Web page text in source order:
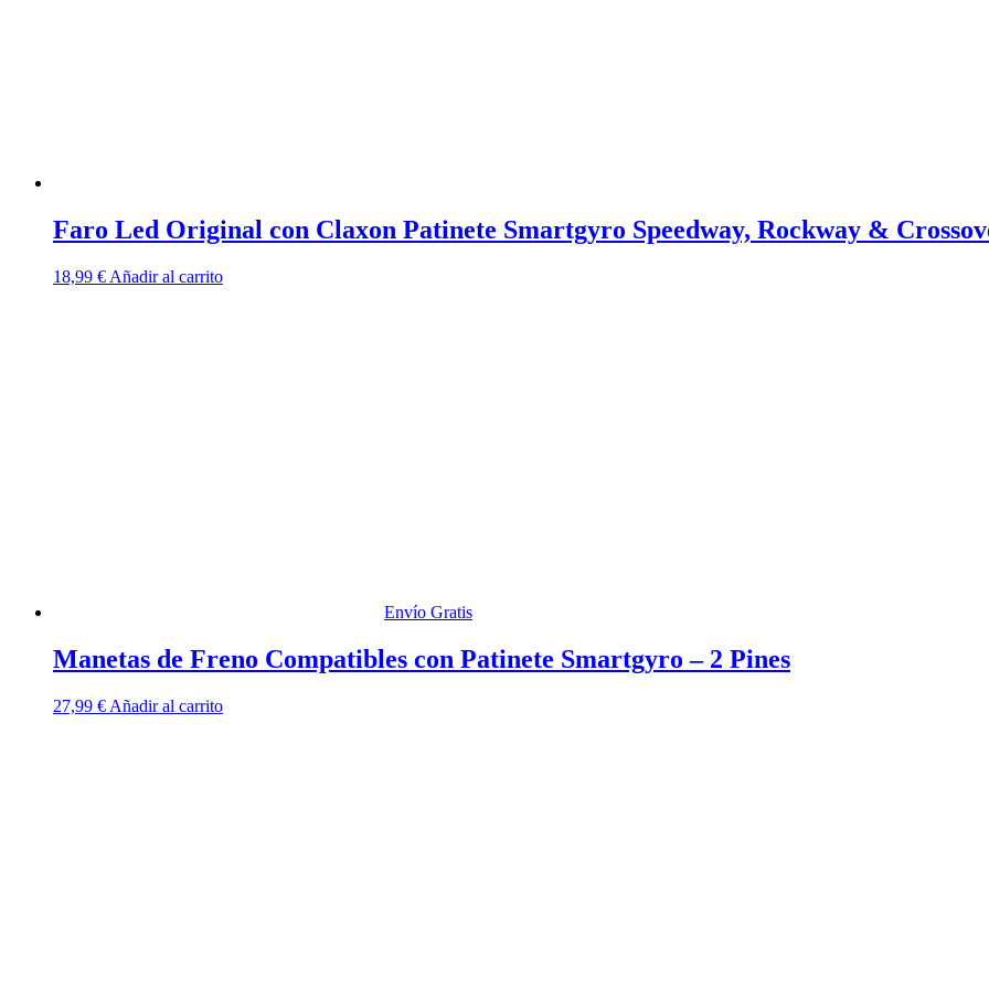
Faro Led Original con Claxon Patinete Smartgyro Speedway, Rockway &
18,99 € Añadir al carrito
Envío Gratis
Manetas de Freno Compatibles con Patinete Smartgyro – 2 Pines
27,99 € Añadir al carrito